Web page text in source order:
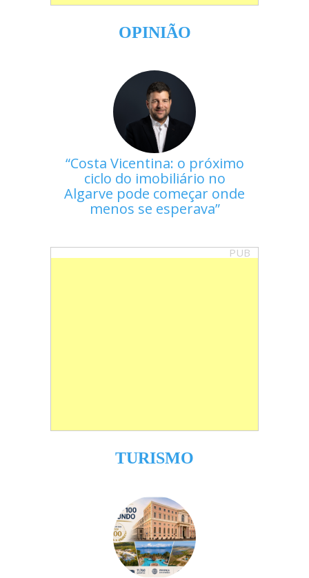
OPINIÃO
Costa Vicentina: o próximo
ciclo do imobiliário no
Algarve pode começar onde
menos se esperava
PUB
TURISMO